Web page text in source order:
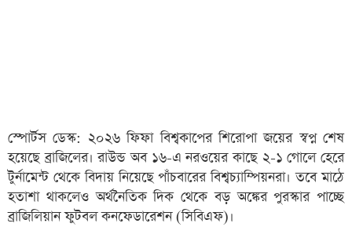
স্পোর্টস ডেস্ক: ২০২৬ ফিফা বিশ্বকাপের শিরোপা জয়ের স্বপ্ন শেষ
হয়েছে ব্রাজিলের। রাউন্ড অব ১৬-এ নরওয়ের কাছে ২-১ গোলে হেরে
টুর্নামেন্ট থেকে বিদায় নিয়েছে পাঁচবারের বিশ্বচ্যাম্পিয়নরা। তবে মাঠে
হতাশা থাকলেও অর্থনৈতিক দিক থেকে বড় অঙ্কের পুরস্কার পাচ্ছে
ব্রাজিলিয়ান ফুটবল কনফেডারেশন (সিবিএফ)।